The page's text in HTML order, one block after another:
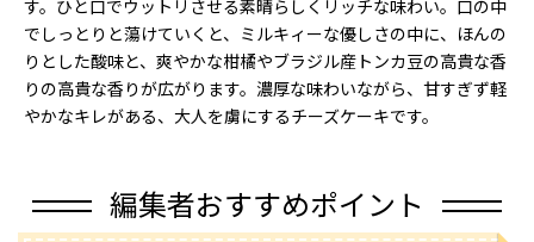
す。ひと口でウットリさせる素晴らしくリッチな味わい。口の中
でしっとりと蕩けていくと、ミルキィーな優しさの中に、ほんの
りとした酸味と、爽やかな柑橘やブラジル産トンカ豆の高貴な香
りの高貴な香りが広がります。濃厚な味わいながら、甘すぎず軽
やかなキレがある、大人を虜にするチーズケーキです。
編集者おすすめポイント